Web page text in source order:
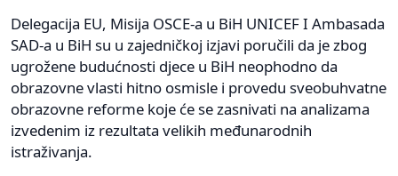
Delegacija EU, Misija OSCE-a u BiH UNICEF I Ambasada
SAD-a u BiH su u zajedničkoj izjavi poručili da je zbog
ugrožene budućnosti djece u BiH neophodno da
obrazovne vlasti hitno osmisle i provedu sveobuhvatne
obrazovne reforme koje će se zasnivati na analizama
izvedenim iz rezultata velikih međunarodnih
istraživanja.